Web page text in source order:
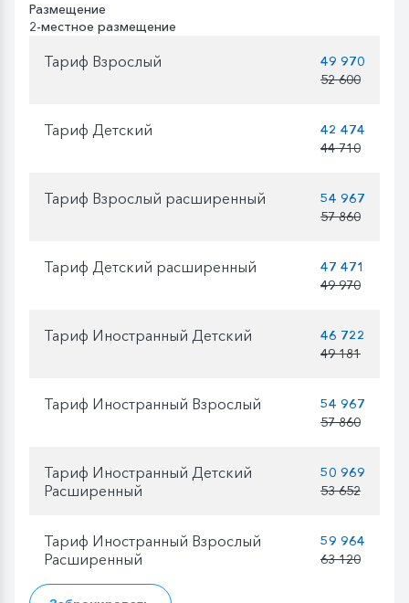
Размещение
2-местное размещение
Тариф Взрослый
49 970
52 600
Тариф Детский
42 474
44 710
Тариф Взрослый расширенный
54 967
57 860
Тариф Детский расширенный
47 471
49 970
Тариф Иностранный Детский
46 722
49 181
Тариф Иностранный Взрослый
54 967
57 860
Тариф Иностранный Детский
Расширенный
50 969
53 652
Тариф Иностранный Взрослый
Расширенный
59 964
63 120